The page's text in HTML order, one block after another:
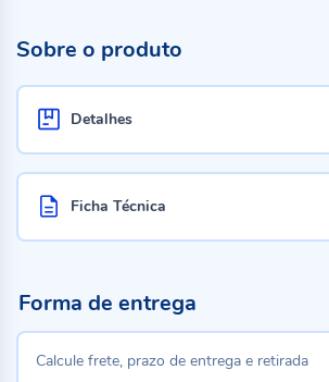
Sobre o produto
Detalhes
Ficha Técnica
Forma de entrega
Calcule frete, prazo de entrega e retirada